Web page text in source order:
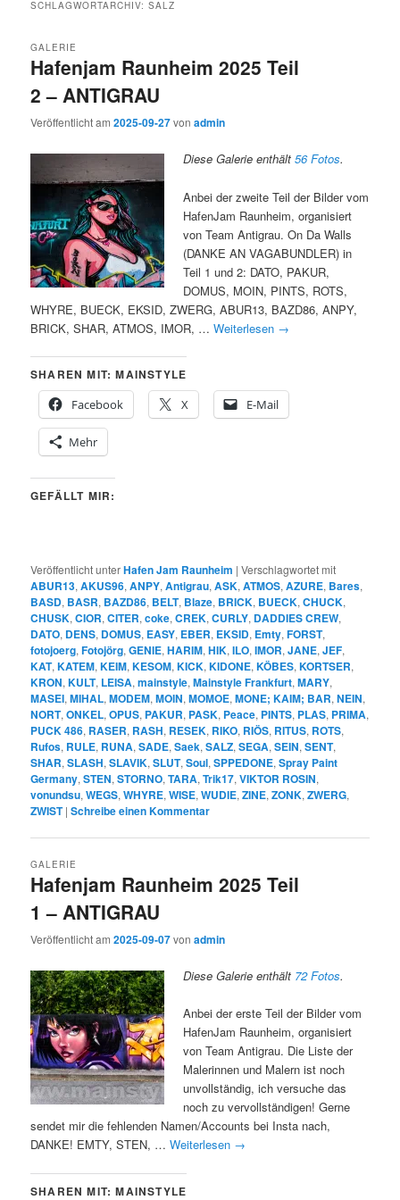
SCHLAGWORTARCHIV:SALZ
Hafenjam Raunheim 2025 Teil
2 – ANTIGRAU
GALERIE
Veröffentlicht am2025-09-27vonadmin
Diese Galerie enthält56 Fotos.
Anbei der zweite Teil der Bilder vom
HafenJam Raunheim, organisiert
von Team Antigrau. On Da Walls
(DANKE AN VAGABUNDLER) in
Teil 1 und 2: DATO, PAKUR,
DOMUS, MOIN, PINTS, ROTS,
WHYRE, BUECK, EKSID, ZWERG, ABUR13, BAZD86, ANPY,
BRICK, SHAR, ATMOS, IMOR, …Weiterlesen →
SHAREN MIT: MAINSTYLE
Facebook
X E-Mail
Mehr
GEFÄLLT MIR:
Veröffentlicht unterHafen Jam Raunheim |Verschlagwortet mit
ABUR13,AKUS96,ANPY,Antigrau,ASK,ATMOS,AZURE, Bares,
BASD, BASR, BAZD86, BELT, Blaze, BRICK, BUECK,CHUCK,
CHUSK,CIOR,CITER,coke,CREK,CURLY, DADDIES CREW,
DATO, DENS, DOMUS, EASY, EBER, EKSID, Emty,FORST,
fotojoerg,Fotojörg,GENIE,HARIM,HIK,ILO,IMOR,JANE,JEF,
KAT,KATEM,KEIM,KESOM,KICK,KIDONE,KÖBES,KORTSER,
KRON,KULT, LEISA,mainstyle,Mainstyle Frankfurt,MARY,
MASEI,MIHAL,MODEM,MOIN,MOMOE,MONE; KAIM; BAR,NEIN,
NORT,ONKEL,OPUS, PAKUR, PASK, Peace, PINTS, PLAS, PRIMA,
PUCK 486, RASER, RASH, RESEK, RIKO, RIÖS, RITUS, ROTS,
Rufos, RULE, RUNA,SADE,Saek,SALZ,SEGA,SEIN,SENT,
SHAR,SLASH,SLAVIK,SLUT,Soul,SPPEDONE,Spray Paint
Germany,STEN,STORNO,TARA,Trik17,VIKTOR ROSIN,
vonundsu,WEGS,WHYRE,WISE,WUDIE,ZINE,ZONK,ZWERG,
ZWIST |Schreibe einen Kommentar
Hafenjam Raunheim 2025 Teil
1 – ANTIGRAU
GALERIE
Veröffentlicht am2025-09-07vonadmin
Diese Galerie enthält 72 Fotos.
Anbei der erste Teil der Bilder vom
HafenJam Raunheim, organisiert
von Team Antigrau. Die Liste der
Malerinnen und Malern ist noch
unvollständig, ich versuche das
noch zu vervollständigen! Gerne
sendet mir die fehlenden Namen/Accounts bei Insta nach,
DANKE! EMTY, STEN, …Weiterlesen →
SHAREN MIT: MAINSTYLE